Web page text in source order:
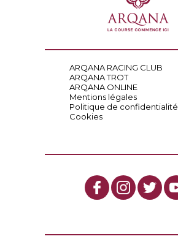
ARQANA RACING CLUB
ARQANA TROT
ARQANA ONLINE
Mentions légales
Politique de confidentialité
Cookies